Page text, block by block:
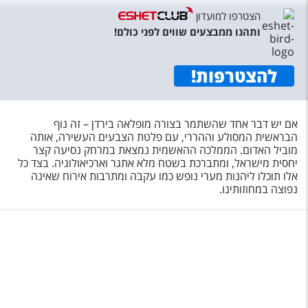
טיסות לחו"ל
מלונות בחו"ל
קרוז
שירות לקוחות
טופס צור קשר
הצטרפו למועדון
ותהנו ממבצעים שווים לפני כולם!
להצטרפות!
אם יש דבר אחד שהשתמר בצורה מופלאה בירדן – זה נוף
הבראשית המסולע וההררי, עם פלטת הצבעים העשירה, אותה
מוביל האדום. הממלכה ההאשמית נמצאת במרחק נסיעה קצר
יחסית מישראל, ומתברכת בשטח מלא אתגר וארכיאולוגיה. בצד כל
אלו תוכלו ליהנות מערי נופש כמו עקבה ומתרבות אירוח שאינה
נפוצה במחוזותינו.